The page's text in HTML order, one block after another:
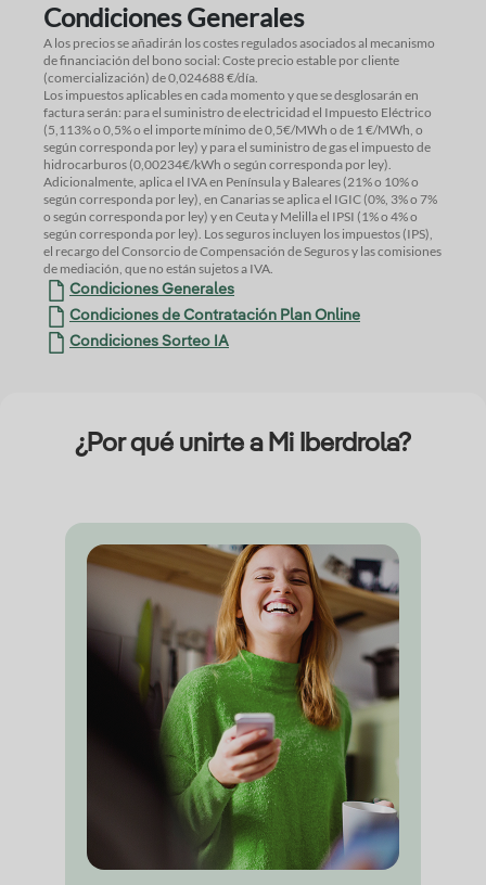
Condiciones Generales
A los precios se añadirán los costes regulados asociados al mecanismo
de financiación del bono social: Coste precio estable por cliente
(comercialización) de 0,024688 €/día.
Los impuestos aplicables en cada momento y que se desglosarán en
factura serán: para el suministro de electricidad el Impuesto Eléctrico
(5,113% o 0,5% o el importe mínimo de 0,5€/MWh o de 1 €/MWh, o
según corresponda por ley) y para el suministro de gas el impuesto de
hidrocarburos (0,00234€/kWh o según corresponda por ley).
Adicionalmente, aplica el IVA en Península y Baleares (21% o 10% o
según corresponda por ley), en Canarias se aplica el IGIC (0%, 3% o 7%
o según corresponda por ley) y en Ceuta y Melilla el IPSI (1% o 4% o
según corresponda por ley). Los seguros incluyen los impuestos (IPS),
el recargo del Consorcio de Compensación de Seguros y las comisiones
de mediación, que no están sujetos a IVA.
Condiciones Generales
Condiciones de Contratación Plan Online
Condiciones Sorteo IA
¿Por qué unirte a Mi Iberdrola?